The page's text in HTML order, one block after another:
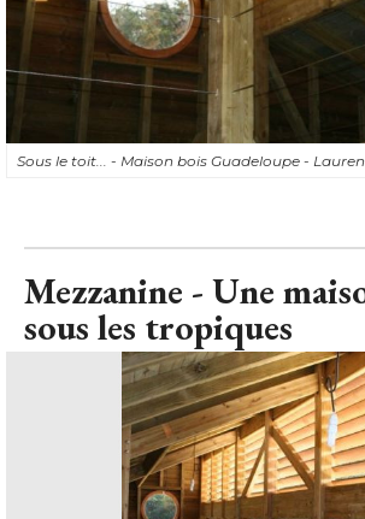
Sous le toit... - Maison bois Guadeloupe -
Mezzanine - Une
sous les tropiques